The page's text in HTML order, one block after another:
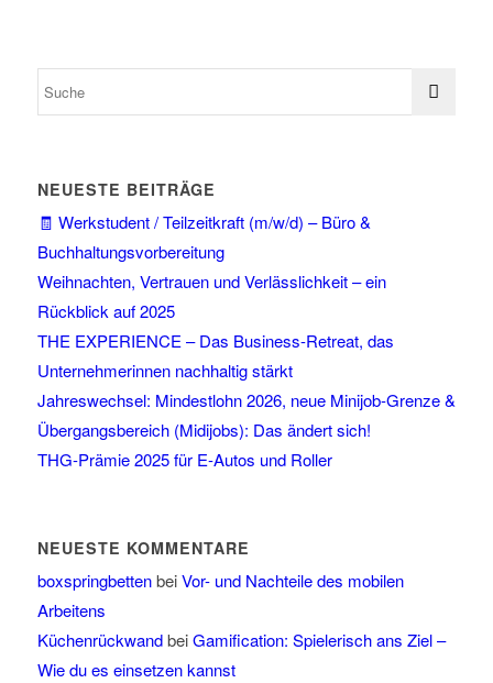
NEUESTE BEITRÄGE
🧾 Werkstudent / Teilzeitkraft (m/w/d) – Büro &
Buchhaltungsvorbereitung
Weihnachten, Vertrauen und Verlässlichkeit – ein
Rückblick auf 2025
THE EXPERIENCE – Das Business-Retreat, das
Unternehmerinnen nachhaltig stärkt
Jahreswechsel: Mindestlohn 2026, neue Minijob-Grenze &
Übergangsbereich (Midijobs): Das ändert sich!
THG-Prämie 2025 für E-Autos und Roller
NEUESTE KOMMENTARE
boxspringbettenbeiVor- und Nachteile des mobilen
Arbeitens
KüchenrückwandbeiGamification: Spielerisch ans Ziel –
Wie du es einsetzen kannst